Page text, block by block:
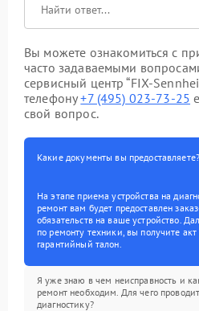
Вы можете ознакомиться с
часто задаваемыми
сервисный центр “FIX-
телефону+7 (495) 023-73-25
свой вопрос.
Какие документы вы предоставляете?
На этапе приема устройства на
ремонт вам будет предоставлен
обязательств на ваше устройство.
по ремонту техники, вы получите
гарантийный талон.
Я уже знаю в чем неисправность и
ремонт необходим. Для чего
диагностику?